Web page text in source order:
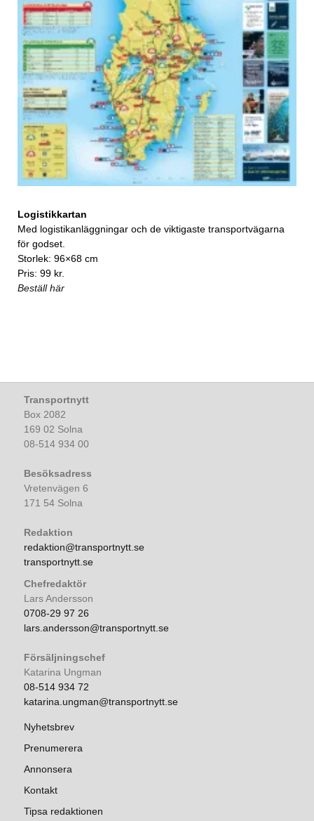
Logistikkartan
Med logistikanläggningar och de viktigaste transportvägarna
för godset.
Storlek: 96×68 cm
Pris: 99 kr.
Beställ här
Transportnytt
Box 2082
169 02 Solna
08-514 934 00
Besöksadress
Vretenvägen 6
171 54 Solna
Redaktion
redaktion@transportnytt.se
transportnytt.se
Chefredaktör
Lars Andersson
0708-29 97 26
lars.andersson@transportnytt.se
Försäljningschef
Katarina Ungman
08-514 934 72
katarina.ungman@transportnytt.se
Nyhetsbrev
Prenumerera
Annonsera
Kontakt
Tipsa redaktionen